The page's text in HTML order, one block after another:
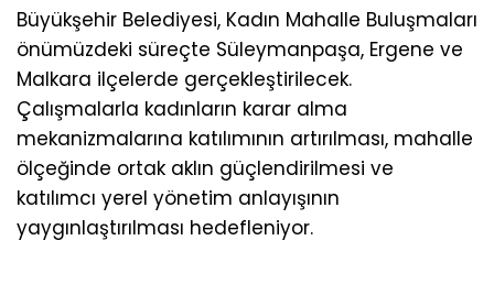
Büyükşehir Belediyesi, Kadın Mahalle Buluşmaları
önümüzdeki süreçte Süleymanpaşa, Ergene ve
Malkara ilçelerde gerçekleştirilecek.
Çalışmalarla kadınların karar alma
mekanizmalarına katılımının artırılması, mahalle
ölçeğinde ortak aklın güçlendirilmesi ve
katılımcı yerel yönetim anlayışının
yaygınlaştırılması hedefleniyor.